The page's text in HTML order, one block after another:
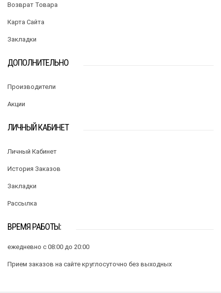
Возврат Товара
Карта Сайта
Закладки
ДОПОЛНИТЕЛЬНО
Производители
Акции
ЛИЧНЫЙ КАБИНЕТ
Личный Кабинет
История Заказов
Закладки
Рассылка
ВРЕМЯ РАБОТЫ:
ежедневно с 08:00 до 20:00
Прием заказов на сайте круглосуточно без выходных